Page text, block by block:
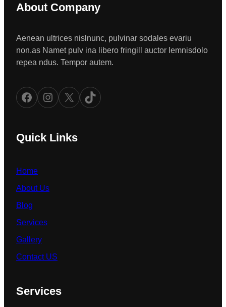
About Company
Aenean ultrices nislnunc, pulvinar sodales evariu
non.as Namet pulv ina libero fringill auctor lemnisdolo
repea ndus. Tempor autem.
Facebook Instagram X TikTok
Quick Links
Home
About Us
Blog
Services
Gallery
Contact US
Services